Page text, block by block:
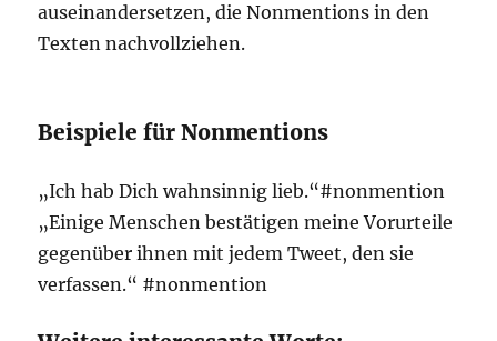
auseinandersetzen, die Nonmentions in den
Texten nachvollziehen.
Beispiele für Nonmentions
„Ich hab Dich wahnsinnig lieb.“#nonmention
„Einige Menschen bestätigen meine Vorurteile
gegenüber ihnen mit jedem Tweet, den sie
verfassen.“ #nonmention